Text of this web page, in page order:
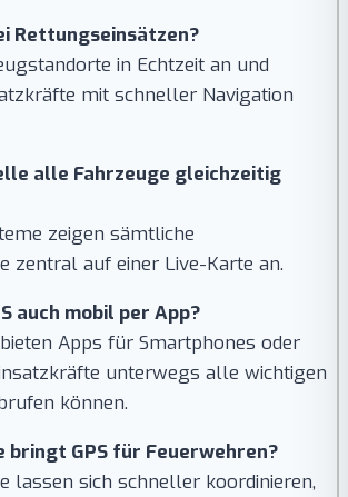
Rettungseinsätzen?
in Echtzeit an und
mit schneller Navigation
alle Fahrzeuge gleichzeitig
zeigen sämtliche
zentral auf einer Live-Karte an.
auch mobil per App?
Apps für Smartphones oder
unterwegs alle wichtigen
können.
bringt GPS für Feuerwehren?
lassen sich schneller koordinieren,